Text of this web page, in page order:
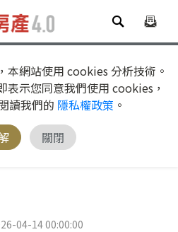
本網站使用 cookies 分析技術。
表示您同意我們使用 cookies，
讀我們的 隱私權政策 。
關閉
04-14 00:00:00